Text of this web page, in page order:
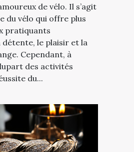
de vélo. Il s’agit
du vélo qui offre plus
pratiquants
le plaisir et la
Cependant, à
des activités
du...